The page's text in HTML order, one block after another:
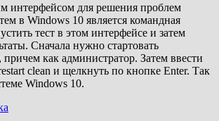
интерфейсом для решения проблем
в Windows 10 является командная
тест в этом интерфейсе и затем
Сначала нужно стартовать
как администратор. Затем ввести
clean и щелкнуть по кнопке Enter. Так
Windows 10.